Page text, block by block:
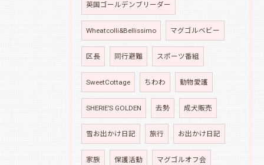
英国ゴールデンブリーダー
Wheatcolli&Bellissimo マグゴルベビー
区長 同行避難 スポーツ番組
SweetCottage ちわわ 動物愛護
SHERIE’S GOLDEN 去勢 成犬販売
雪お出かけ日記 旅行 お出かけ日記
家族 保護活動 マグゴルオフ会